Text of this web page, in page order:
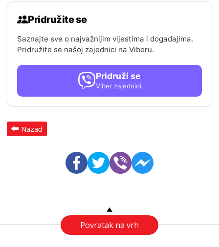
Pridružite se
Saznajte sve o najvažnijim vijestima i događajima.
Pridružite se našoj zajednici na Viberu.
Pridruži se
Viber zajednici
Nazad
Povratak na vrh